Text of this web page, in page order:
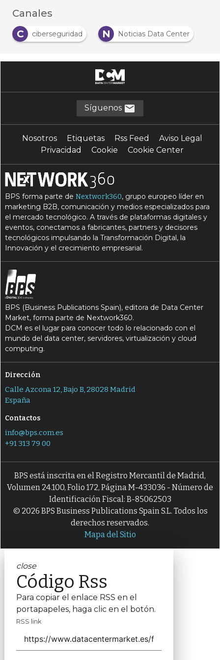
Canales
C
ciberseguridad N Noticias Data Center
Síguenos
Nosotros Etiquetas Rss Feed
Aviso Legal
Privacidad
Cookie Cookie Center
BPS forma parte deNextwork360, grupo europeo líder en
marketing B2B, comunicación y medios especializados para
el mercado tecnológico. A través de plataformas digitales y
eventos, conectamos a fabricantes, partners y decisores
tecnológicos impulsando la Transformación Digital, la
Innovación y el crecimiento empresarial.
BPS (Business Publications Spain), editora de Data Center
Market, forma parte de Nextwork360.
DCM es el lugar para conocer todo lo relacionado con el
mundo del data center, servidores, virtualización y cloud
computing.
Dirección
Calle Azcona 12, Bajo B, 28028 Madrid
España
Contactos
info@bps.com.es
+91 313 79 00
BPS está inscrita en el Registro Mercantil de Madrid,
Volumen 24.100, Folio 172, Página M-433036 - Número de
Identificación Fiscal: B-85062503
© 2026 BPS Business Publications Spain S.L. Todos los
derechos reservados.
Mapa del Sitio
close
Código Rss
Para copiar el enlace RSS en el
portapapeles, haga clic en el botón.
RSS link